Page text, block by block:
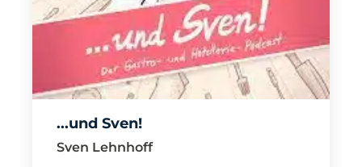
...und Sven!
Sven Lehnhoff